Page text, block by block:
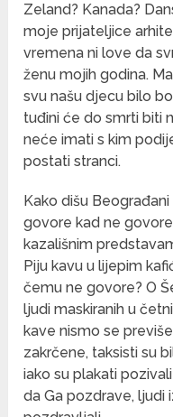
Zeland? Kanada?
moje prijateljice
vremena ni love da
ženu mojih godina.
svu našu djecu bilo
tuđini će do smrti biti
neće imati s kim
postati stranci.
Kako dišu
govore kad ne
kazališnim
Piju kavu u lijepim
čemu ne govore? O
ljudi maskiranih u
kave nismo se
zakrčene, taksisti su
iako su plakati
da Ga pozdrave, ljudi